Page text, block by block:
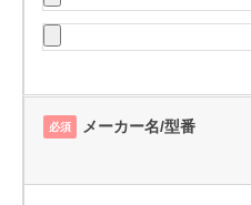
必須 メーカー名/型番